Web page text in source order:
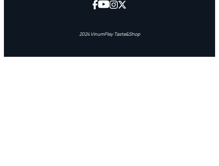
2024 VinumPlay Taste&Shop